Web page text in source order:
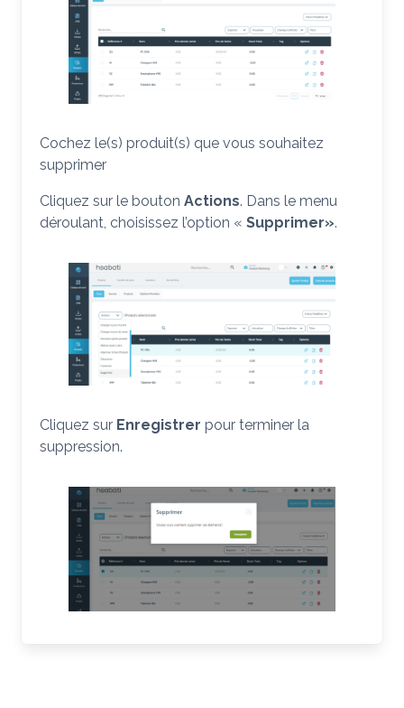
Cochez le(s) produit(s) que vous souhaitez
supprimer
Cliquez sur le bouton Actions. Dans le menu
déroulant, choisissez l’option « Supprimer».
Cliquez sur Enregistrer pour terminer la
suppression.